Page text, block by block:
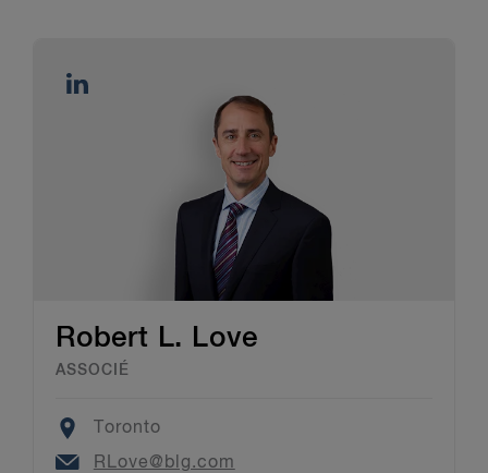
Robert L. Love
ASSOCIÉ
Location
Toronto
Email
RLove@blg.com